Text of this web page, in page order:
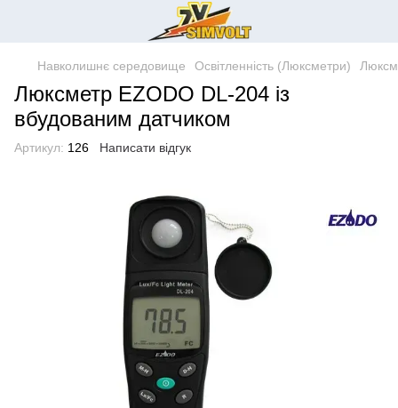
Навколишнє середовище Освітленність (Люксметри)
Люксметр EZODO DL-204 із
вбудованим датчиком
Артикул: 126 Написати відгук